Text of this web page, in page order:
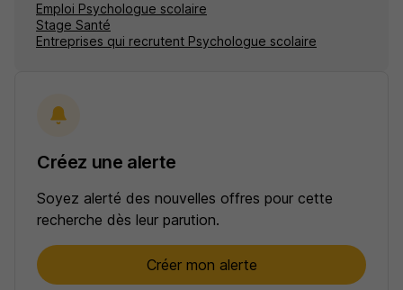
Emploi Psychologue scolaire
Stage Santé
Entreprises qui recrutent Psychologue scolaire
Créez une alerte
Soyez alerté des nouvelles offres pour cette
recherche dès leur parution.
Créer mon alerte